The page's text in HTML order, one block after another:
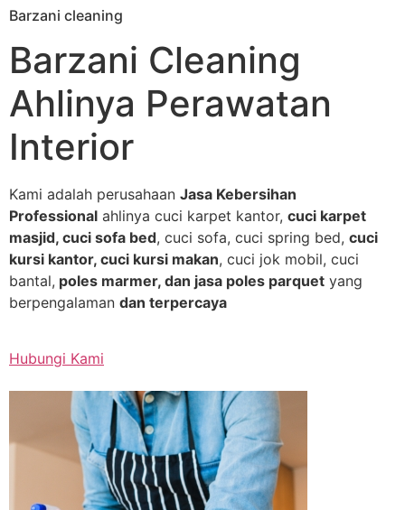
Skip
content
Barzani cleaning
Barzani Cleaning
Ahlinya Perawatan
Interior
Kami adalah perusahaan Jasa Kebersihan
Professional ahlinya cuci karpet kantor, cuci karpet
masjid, cuci sofa bed, cuci sofa, cuci spring bed, cuci
kursi kantor, cuci kursi makan, cuci jok mobil, cuci
bantal, poles marmer, dan jasa poles parquet yang
berpengalaman dan terpercaya
Hubungi Kami